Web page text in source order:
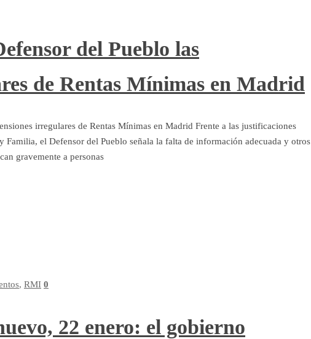
del Pueblo las
de Rentas Mínimas en Madrid
irregulares de Rentas Mínimas en Madrid Frente a las justificaciones
Familia, el Defensor del Pueblo señala la falta de información adecuada y otros
gravemente a personas
, RMI 0
22 enero: el gobierno